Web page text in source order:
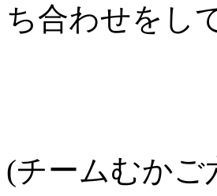
ち合わせをし
(チームむか